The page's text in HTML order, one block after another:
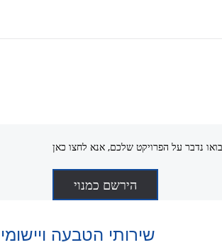
הירשם כמנוי
שירותי הטבעה